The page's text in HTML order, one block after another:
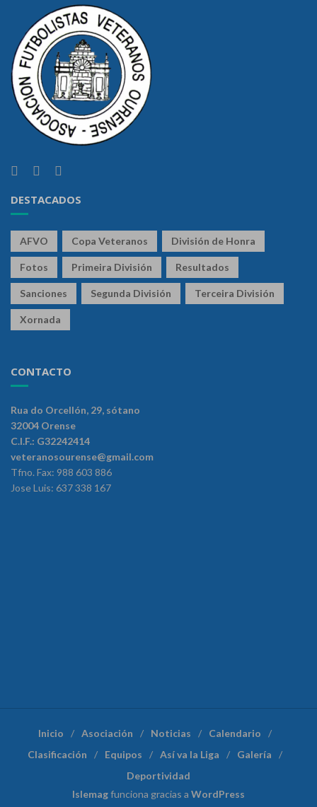
DESTACADOS
AFVO Copa Veteranos División de Honra
Fotos Primeira División Resultados
Sanciones Segunda División Terceira División
Xornada
CONTACTO
Rua do Orcellón, 29, sótano
32004 Orense
C.I.F.: G32242414
veteranosourense@gmail.com
Tfno. Fax: 988 603 886
Jose Luis: 637 338 167
Inicio Asociación Noticias
Calendario
Clasificación
Equipos Así va la Liga
Galería
Deportividad
Islemagfunciona gracias a WordPress